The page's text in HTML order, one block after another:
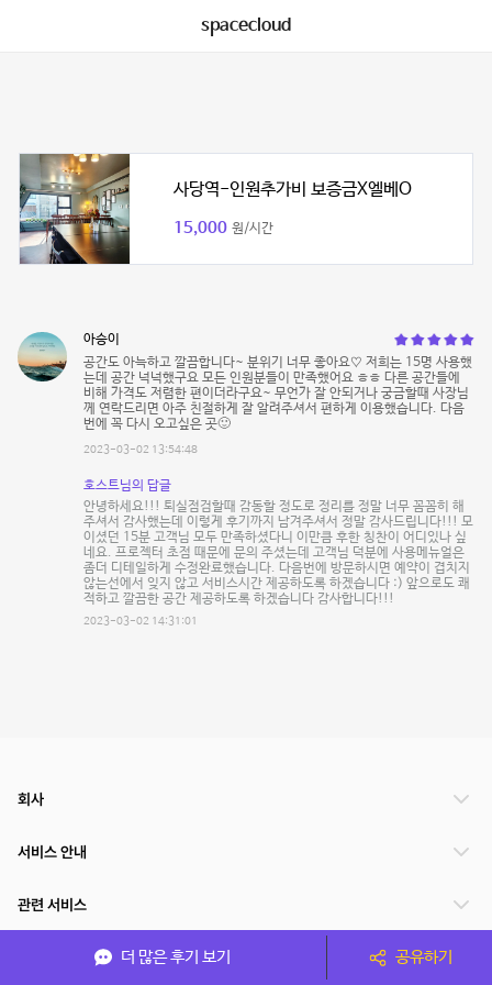
spacecloud
사당역-인원추가비 보증금X엘베O
15,000 원/시간
아승이
공간도 아늑하고 깔끔합니다~ 분위기 너무 좋아요♡ 저희는 15명 사용했
는데 공간 넉넉했구요 모든 인원분들이 만족했어요 ㅎㅎ 다른 공간들에
비해 가격도 저렴한 편이더라구요~ 무언가 잘 안되거나 궁금할때 사장님
께 연락드리면 아주 친절하게 잘 알려주셔서 편하게 이용했습니다. 다음
번에 꼭 다시 오고싶은 곳🙂
2023-03-02 13:54:48
호스트님의 답글
안녕하세요!!! 퇴실점검할때 감동할 정도로 정리를 정말 너무 꼼꼼히 해
주셔서 감사했는데 이렇게 후기까지 남겨주셔서 정말 감사드립니다!!! 모
이셨던 15분 고객님 모두 만족하셨다니 이만큼 후한 칭찬이 어디있나 싶
네요. 프로젝터 초점 때문에 문의 주셨는데 고객님 덕분에 사용메뉴얼은
좀더 디테일하게 수정완료했습니다. 다음번에 방문하시면 예약이 겹치지
않는선에서 잊지 않고 서비스시간 제공하도록 하겠습니다 :) 앞으로도 쾌
적하고 깔끔한 공간 제공하도록 하겠습니다 감사합니다!!!
2023-03-02 14:31:01
더 많은 후기 보기 공유하기
회사
서비스 안내
관련 서비스